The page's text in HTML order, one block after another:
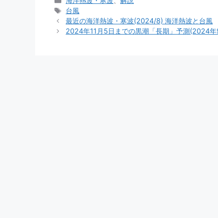
テ
ゴ
リ
タ
グ
台風
最近の海洋熱波・寒波(2024/8) 海洋熱波と台風
2024年11月5日までの黒潮「長期」予測(2024